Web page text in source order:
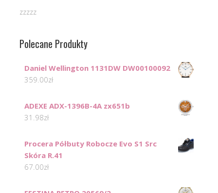
zzzzz
Polecane Produkty
Daniel Wellington 1131DW DW00100092
359.00zł
ADEXE ADX-1396B-4A zx651b
31.98zł
Procera Półbuty Robocze Evo S1 Src
Skóra R.41
67.00zł